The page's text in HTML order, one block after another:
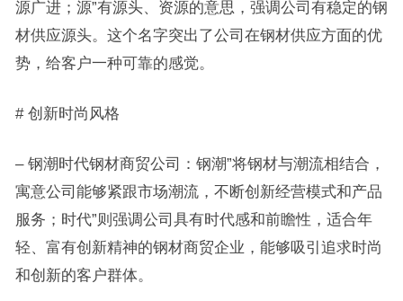
源广进；源”有源头、资源的意思，强调公司有稳定的钢
材供应源头。这个名字突出了公司在钢材供应方面的优
势，给客户一种可靠的感觉。
# 创新时尚风格
– 钢潮时代钢材商贸公司：钢潮”将钢材与潮流相结合，
寓意公司能够紧跟市场潮流，不断创新经营模式和产品
服务；时代”则强调公司具有时代感和前瞻性，适合年
轻、富有创新精神的钢材商贸企业，能够吸引追求时尚
和创新的客户群体。